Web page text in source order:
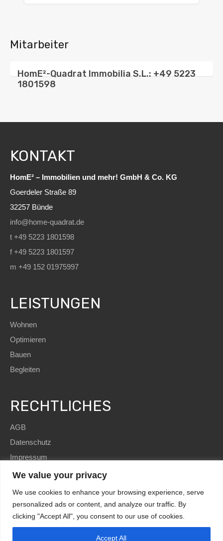
We value your privacy
We use cookies to enhance your browsing experience, serve
personalized ads or content, and analyze our traffic. By
clicking "Accept All", you consent to our use of cookies.
Accept All
Mitarbeiter
HomE²-Quadrat Immobilia S.L.: +49 5223
1801598
KONTAKT
HomE² – Immobilien und mehr! GmbH & Co. KG
Goerdeler Straße 89
32257 Bünde
info@home-quadrat.de
t +49 5223 1801598
f +49 5223 1801597
m +49 152 01975997
LEISTUNGEN
Wohnen
Optimieren
Bauen
Begleiten
RECHTLICHES
AGB
Datenschutz
Impressum
SEOand Website byimmoWebdesign| Copyright © 2022